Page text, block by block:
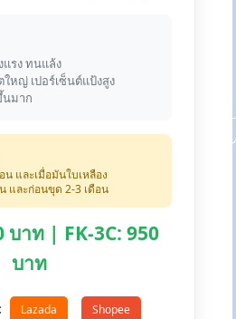
แรง ทนแล้ง
ใหญ่ เปอร์เซ็นต์แป้งสูง
นมาก
น และเมื่อมันใบเหลือง
และก่อนขุด 2-3 เดือน
บาท | FK-3C: 950
บาท
Lazada Shopee